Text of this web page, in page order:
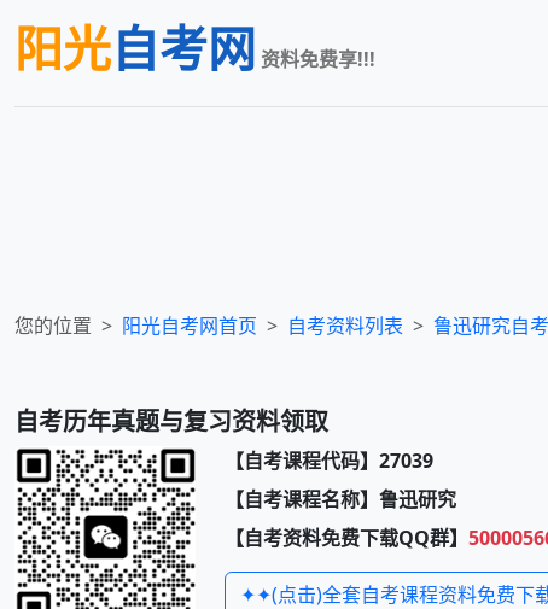
阳光自考网 资料免费享!!!
您的位置 阳光自考网首页 自考资料列表 鲁迅研究自
自考历年真题与复习资料领取
【自考课程代码】27039
【自考课程名称】鲁迅研究
【自考资料免费下载QQ群】
✦✦(点击)全套自考课程资料免费下